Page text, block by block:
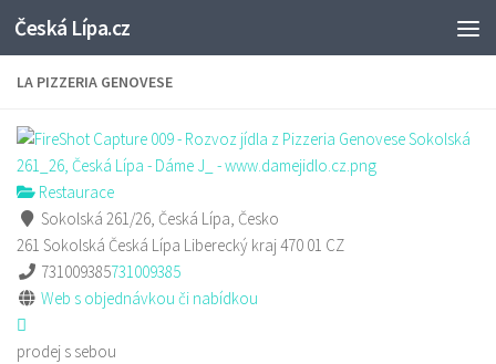
Skip to content
Česká Lípa.cz
LA PIZZERIA GENOVESE
Restaurace
Sokolská 261/26, Česká Lípa, Česko
261 Sokolská Česká Lípa Liberecký kraj470 01 CZ
731009385731009385
Web s objednávkou či nabídkou
prodej s sebou